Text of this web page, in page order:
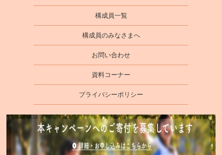
構成員一覧
構成員のみなさまへ
お問い合わせ
資料コーナー
プライバシーポリシー